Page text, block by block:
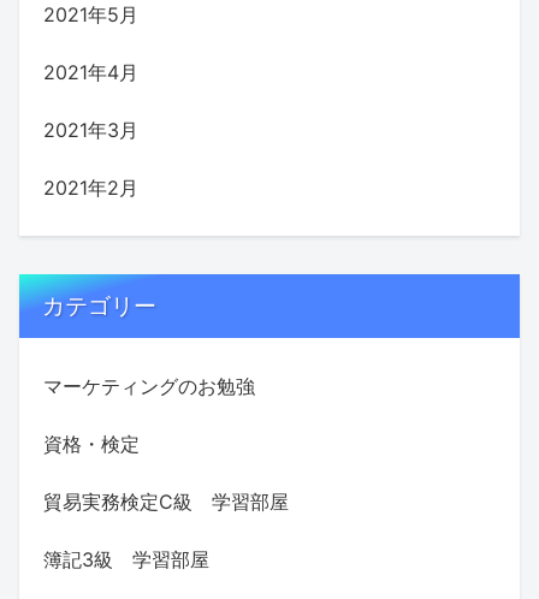
2021年5月
2021年4月
2021年3月
2021年2月
カテゴリー
マーケティングのお勉強
資格・検定
貿易実務検定C級 学習部屋
簿記3級 学習部屋